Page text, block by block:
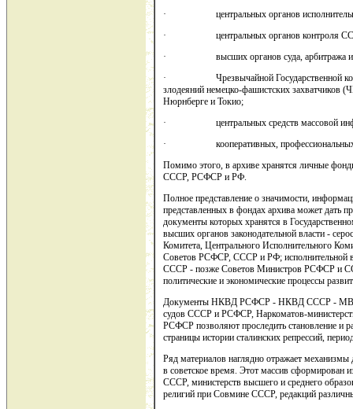
· центральных органов исполнительной
· центральных органов контроля
· высших органов суда, арбитража и
· Чрезвычайной Государственной
злодеяний немецко-фашистских захватчиков
Нюрнберге и Токио;
· центральных средств массовой
· кооперативных, профессиональных и
Помимо этого, в архиве хранятся личные
СССР, РСФСР и РФ.
Полное представление о значимости,
представленных в фондах архива может дать
документы которых хранятся в
высших органов законодательной власти -
Комитета, Центрального Исполнительного
Советов РСФСР, СССР и РФ; исполнительной
СССР - позже Советов Министров РСФСР и
политические и экономические процессы
Документы НКВД РСФСР - НКВД СССР - МВД
судов СССР и РСФСР, Наркоматов-
РСФСР позволяют проследить становление и
страницы истории сталинских репрессий,
Ряд материалов наглядно отражает
в советское время. Этот массив сформирован
СССР, министерств высшего и среднего
религий при Совмине СССР, редакций